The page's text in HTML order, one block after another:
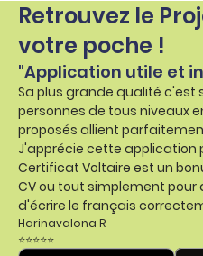
Retrouvez le
votre poche !
"Application utile et
Sa plus grande qualité c'est
personnes de tous niveaux
proposés allient
J'apprécie cette application
Certificat Voltaire est un
CV ou tout simplement pour
d'écrire le français
Harinavalona R
⭐⭐⭐⭐⭐